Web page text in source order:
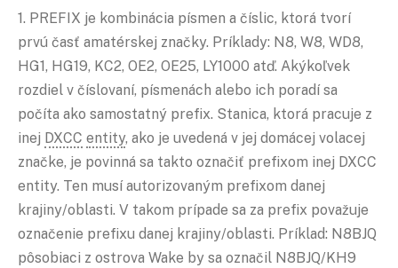
1. PREFIX je kombinácia písmen a číslic, ktorá tvorí
prvú časť amatérskej značky. Príklady: N8, W8, WD8,
HG1, HG19, KC2, OE2, OE25, LY1000 atď. Akýkoľvek
rozdiel v číslovaní, písmenách alebo ich poradí sa
počíta ako samostatný prefix. Stanica, ktorá pracuje z
inej DXCC entity, ako je uvedená v jej domácej volacej
značke, je povinná sa takto označiť prefixom inej DXCC
entity. Ten musí autorizovaným prefixom danej
krajiny/oblasti. V takom prípade sa za prefix považuje
označenie prefixu danej krajiny/oblasti. Príklad: N8BJQ
pôsobiaci z ostrova Wake by sa označil N8BJQ/KH9